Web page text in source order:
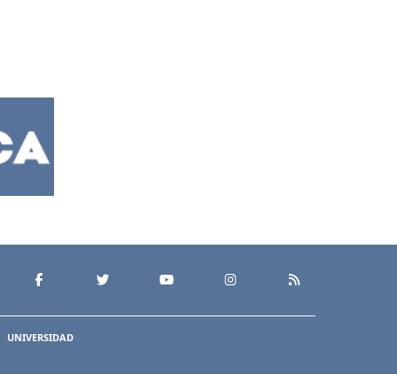
UNIVERSIDAD